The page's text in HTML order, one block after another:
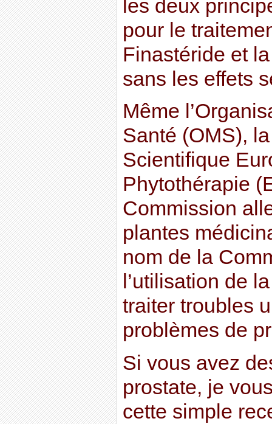
les deux
pour le
Finastéride et
sans les effets
Même
Santé (OMS),
Scientifique
Phytothérapie
Commission
plantes
nom de la
l’utilisation de
traiter troubles
problèmes de
Si vous avez
prostate, je
cette simple